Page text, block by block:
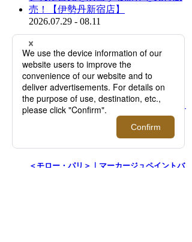
2026.07.29 - 08.11
二面性が特徴のアイウエアブランド＜トゥー
フェイス＞｜知的で洗練された目元を演出す
る新作を先行販売！【伊勢丹新宿店】
＜モロー・パリ＞｜マーカージュペイントバ